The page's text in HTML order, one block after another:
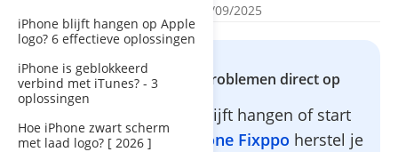
| Bijgewerkt: 03/09/2025
iPhone blijft hangen op Apple
logo? 6 effectieve oplossingen
iPhone is geblokkeerd
verbind met iTunes? - 3
oplossingen
Hoe iPhone zwart scherm
met laad logo? [ 2026 ]
Los iPhone/iPad problemen direct op
iPhone camera trilt, blijft hangen of start
opnieuw op? MetiMyFone Fixppo herstel je